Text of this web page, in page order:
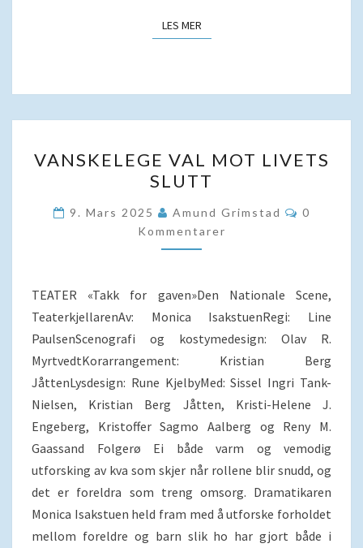
LES MERLES MER
VAL
MOT
LIVETS
SLUTT
VANSKELEGE VAL MOT LIVETS
SLUTT
9. Mars 2025 Amund Grimstad
0
Kommentarer
TEATER «Takk for gaven»Den Nationale Scene,
TeaterkjellarenAv: Monica IsakstuenRegi: Line
PaulsenScenografi og kostymedesign: Olav R.
MyrtvedtKorarrangement: Kristian Berg
JåttenLysdesign: Rune KjelbyMed: Sissel Ingri Tank-
Nielsen, Kristian Berg Jåtten, Kristi-Helene J.
Engeberg, Kristoffer Sagmo Aalberg og Reny M.
Gaassand Folgerø Ei både varm og vemodig
utforsking av kva som skjer når rollene blir snudd, og
det er foreldra som treng omsorg. Dramatikaren
Monica Isakstuen held fram med å utforske forholdet
mellom foreldre og barn slik ho har gjort både i